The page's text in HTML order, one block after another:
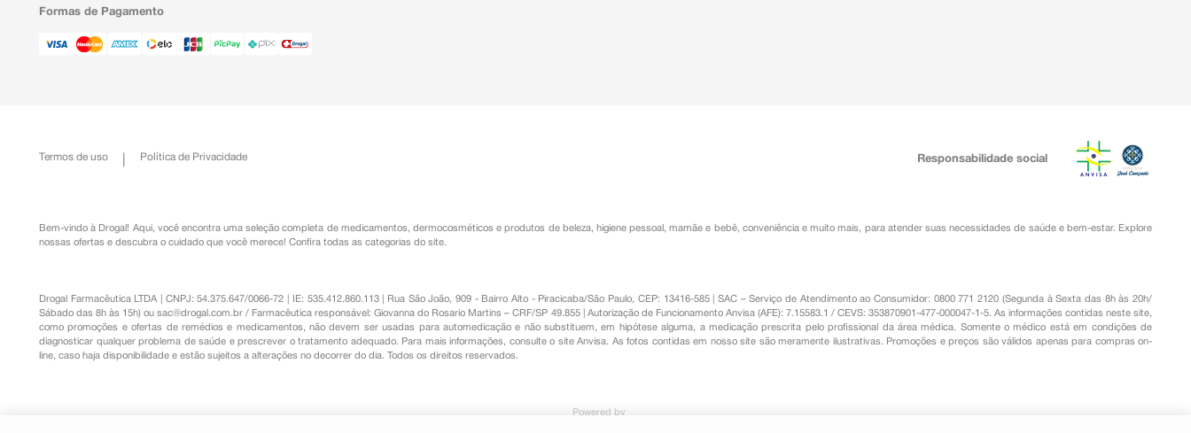
Formas de Pagamento
Termos de uso Política de Privacidade Responsabilidade social
Bem-vindo à Drogal! Aqui, você encontra uma seleção completa de medicamentos ,dermocosméticos e produtos de beleza, higiene pessoal ,mamãe e bebê, conveniênciae muito mais, para atender suas necessidades de saúde e bem-estar. Explore
nossas ofertas e descubra o cuidado que você merece! Confira todas as categorias do site.
Drogal Farmacêutica LTDA | CNPJ: 54.375.647/0066-72 | IE: 535.412.860.113 | Rua São João, 909 - Bairro Alto - Piracicaba/São Paulo, CEP: 13416-585 | SAC – Serviço de Atendimento ao Consumidor: 0800 771 2120 (Segunda à Sexta das 8h às 20h/
Sábado das 8h às 15h) ousac@drogal.com.br / Farmacêutica responsável: Giovanna do Rosario Martins – CRF/SP 49.855 | Autorização de Funcionamento Anvisa (AFE): 7.15583.1 / CEVS: 353870901-477-000047-1-5. As informações contidas neste site,
como promoções e ofertas de remédios e medicamentos, não devem ser usadas para automedicação e não substituem, em hipótese alguma, a medicação prescrita pelo profissional da área médica. Somente o médico está em condições de
diagnosticar qualquer problema de saúde e prescrever o tratamento adequado. Para mais informações, consulte o site Anvisa. As fotos contidas em nosso site são meramente ilustrativas. Promoções e preços são válidos apenas para compras on-
line, caso haja disponibilidade e estão sujeitos a alterações no decorrer do dia. Todos os direitos reservados.
Powered by